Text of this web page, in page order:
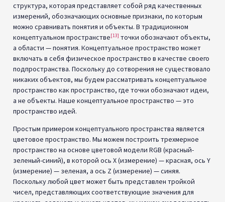
структура, которая представляет собой ряд качественных
измерений, обозначающих основные признаки, по которым
можно сравнивать понятия и объекты. В традиционном
концептуальном пространстве[13] точки обозначают объекты,
а области — понятия. Концептуальное пространство может
включать в себя физическое пространство в качестве своего
подпространства. Поскольку до сотворения не существовало
никаких объектов, мы будем рассматривать концептуальное
пространство как пространство, где точки обозначают идеи,
а не объекты. Наше концептуальное пространство — это
пространство идей.
Простым примером концептуального пространства является
цветовое пространство. Мы можем построить трехмерное
пространство на основе цветовой модели RGB (красный-
зеленый-синий), в которой ось X (измерение) — красная, ось Y
(измерение) — зеленая, а ось Z (измерение) — синяя.
Поскольку любой цвет может быть представлен тройкой
чисел, представляющих соответствующие значения для